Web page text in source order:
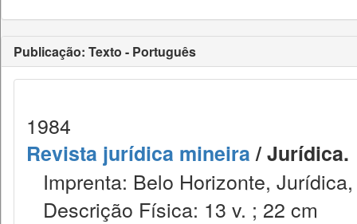
Publicação: Texto - Português
1984
Revista jurídica mineira/ Jurídica.
Imprenta: Belo Horizonte,
Descrição Física: 13 v. ; 22 cm